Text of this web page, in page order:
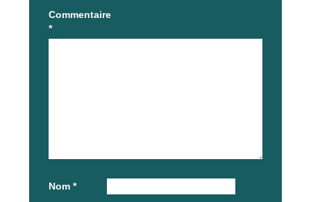
Commentaire
*
Nom *